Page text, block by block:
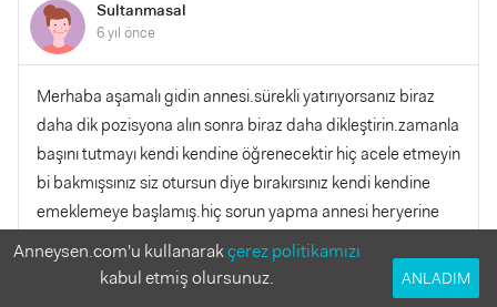
Sultanmasal
6 yıl önce
Merhaba aşamalı gidin annesi.sürekli yatırıyorsanız biraz
daha dik pozisyona alın sonra biraz daha dikleştirin.zamanla
başını tutmayı kendi kendine öğrenecektir hiç acele etmeyin
bi bakmışsınız siz otursun diye bırakırsınız kendi kendine
emeklemeye başlamış.hiç sorun yapma annesi heryerine
yastık koy.hiç vazgeçme hergün yastıkla destekle
oturtmaya çalış boynuna kadar destekle ama ilgisini
çekecek bişeyler koy göz hizasında olsun.kırmızı bebeklerin
Anneysen.com'u kullanarakçerez politikamızı
kabul etmiş olursunuz.
ANLADIM